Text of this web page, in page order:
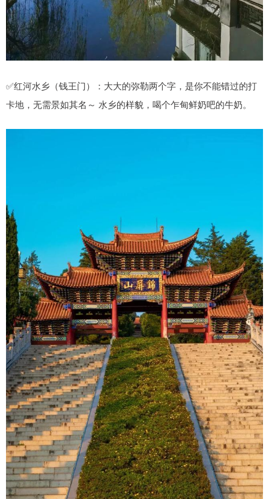
✅红河水乡（钱王门）：大大的弥勒两个字，是你不能错过的打
卡地，无需景如其名～ 水乡的样貌，喝个乍甸鲜奶吧的牛奶。